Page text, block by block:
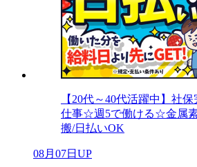
【20代～40代活躍中】社
仕事☆週5で働ける☆金属
搬/日払いOK
08月07日UP